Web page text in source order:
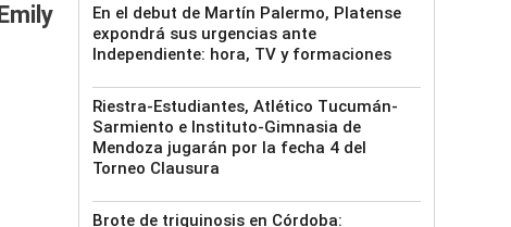
Emily
En el debut de Martín Palermo, Platense
expondrá sus urgencias ante
Independiente: hora, TV y formaciones
Riestra-Estudiantes, Atlético Tucumán-
Sarmiento e Instituto-Gimnasia de
Mendoza jugarán por la fecha 4 del
Torneo Clausura
Brote de triquinosis en Córdoba: